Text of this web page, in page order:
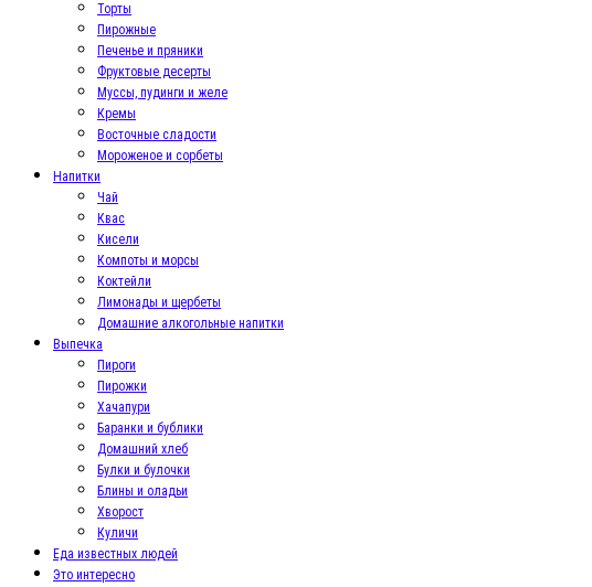
Торты
Пирожные
Печенье и пряники
Фруктовые десерты
Муссы, пудинги и желе
Кремы
Восточные сладости
Мороженое и сорбеты
Напитки
Чай
Квас
Кисели
Компоты и морсы
Коктейли
Лимонады и щербеты
Домашние алкогольные напитки
Выпечка
Пироги
Пирожки
Хачапури
Баранки и бублики
Домашний хлеб
Булки и булочки
Блины и оладьи
Хворост
Куличи
Еда известных людей
Это интересно